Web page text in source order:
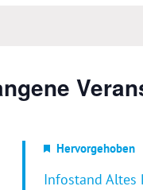
Hervorgehoben
Infostand Altes